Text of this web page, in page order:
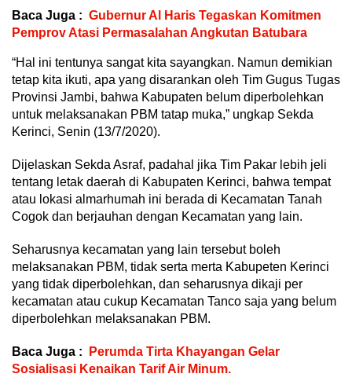
Baca Juga : Gubernur Al Haris Tegaskan Komitmen
Pemprov Atasi Permasalahan Angkutan Batubara
“Hal ini tentunya sangat kita sayangkan. Namun demikian
tetap kita ikuti, apa yang disarankan oleh Tim Gugus Tugas
Provinsi Jambi, bahwa Kabupaten belum diperbolehkan
untuk melaksanakan PBM tatap muka,” ungkap Sekda
Kerinci, Senin (13/7/2020).
Dijelaskan Sekda Asraf, padahal jika Tim Pakar lebih jeli
tentang letak daerah di Kabupaten Kerinci, bahwa tempat
atau lokasi almarhumah ini berada di Kecamatan Tanah
Cogok dan berjauhan dengan Kecamatan yang lain.
Seharusnya kecamatan yang lain tersebut boleh
melaksanakan PBM, tidak serta merta Kabupeten Kerinci
yang tidak diperbolehkan, dan seharusnya dikaji per
kecamatan atau cukup Kecamatan Tanco saja yang belum
diperbolehkan melaksanakan PBM.
Baca Juga :
Perumda Tirta Khayangan Gelar
Sosialisasi Kenaikan Tarif Air Minum.